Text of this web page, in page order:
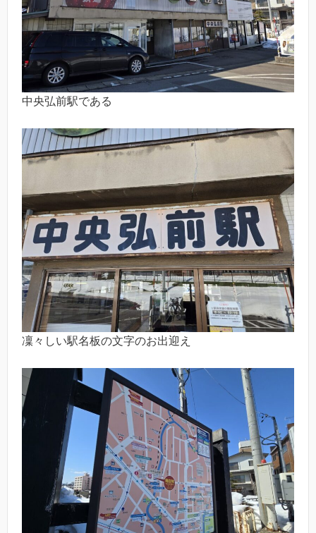
中央弘前駅である
凜々しい駅名板の文字のお出迎え